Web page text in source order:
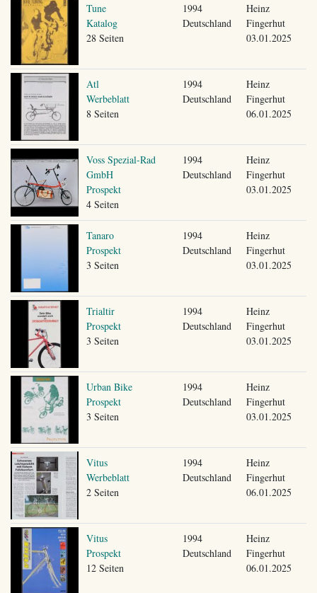
Tune
Katalog
28 Seiten
1994
Deutschland
Heinz
Fingerhut
03.01.2025
Atl
Werbeblatt
8 Seiten
1994
Deutschland
Heinz
Fingerhut
06.01.2025
Voss Spezial-Rad
GmbH
Prospekt
4 Seiten
1994
Deutschland
Heinz
Fingerhut
03.01.2025
Tanaro
Prospekt
3 Seiten
1994
Deutschland
Heinz
Fingerhut
03.01.2025
Trialtir
Prospekt
3 Seiten
1994
Deutschland
Heinz
Fingerhut
03.01.2025
Urban Bike
Prospekt
3 Seiten
1994
Deutschland
Heinz
Fingerhut
03.01.2025
Vitus
Werbeblatt
2 Seiten
1994
Deutschland
Heinz
Fingerhut
06.01.2025
Vitus
Prospekt
12 Seiten
1994
Deutschland
Heinz
Fingerhut
06.01.2025